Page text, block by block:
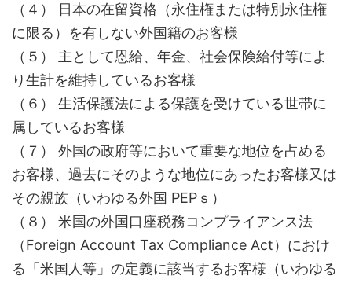
（４） 日本の在留資格（永住権または特別永住権
に限る）を有しない外国籍のお客様
（５） 主として恩給、年金、社会保険給付等によ
り生計を維持しているお客様
（６） 生活保護法による保護を受けている世帯に
属しているお客様
（７） 外国の政府等において重要な地位を占める
お客様、過去にそのような地位にあったお客様又は
その親族（いわゆる外国 PEPｓ）
（８） 米国の外国口座税務コンプライアンス法
（Foreign Account Tax Compliance Act）におけ
る「米国人等」の定義に該当するお客様（いわゆる